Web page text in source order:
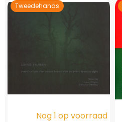
Tweedehands
Nog 1 op voorraad